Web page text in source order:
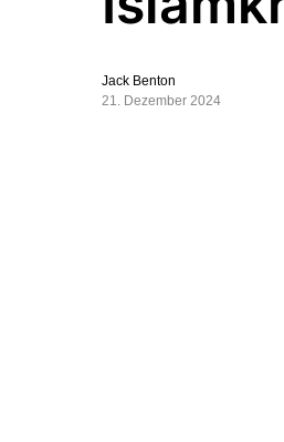
Jack Benton
21. Dezember 2024